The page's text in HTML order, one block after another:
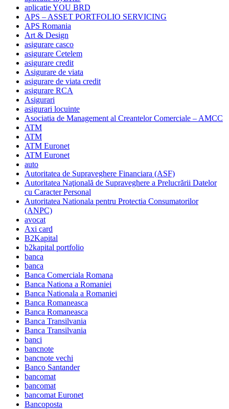
aplicatie YOU BRD
APS – ASSET PORTFOLIO SERVICING
APS Romania
Art & Design
asigurare casco
asigurare Cetelem
asigurare credit
Asigurare de viata
asigurare de viata credit
asigurare RCA
Asigurari
asigurari locuinte
Asociatia de Management al Creantelor Comerciale – AMCC
ATM
ATM
ATM Euronet
ATM Euronet
auto
Autoritatea de Supraveghere Financiara (ASF)
Autoritatea Naţională de Supraveghere a Prelucrării Datelor
cu Caracter Personal
Autoritatea Nationala pentru Protectia Consumatorilor
(ANPC)
avocat
Axi card
B2Kapital
b2kapital portfolio
banca
banca
Banca Comerciala Romana
Banca Nationa a Romaniei
Banca Nationala a Romaniei
Banca Romaneasca
Banca Romaneasca
Banca Transilvania
Banca Transilvania
banci
bancnote
bancnote vechi
Banco Santander
bancomat
bancomat
bancomat Euronet
Bancoposta